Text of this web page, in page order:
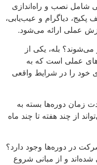
شامل نصب و راه‌اندازی
پکیج، دیاگرام و عیب‌یابی،
عملی ارائه می‌شود.
بله، یکی از
عملی است که به
خود را در شرایط واقعی
زمان دوره‌ها بسته به
از چند هفته تا چند ماه
در دوره‌ها وجود دارد؟
شده‌اند و از مبانی شروع